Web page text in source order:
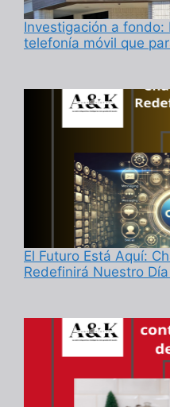
Investigación a fondo:
telefonía móvil que
El Futuro Está Aquí:
Redefinirá Nuestro